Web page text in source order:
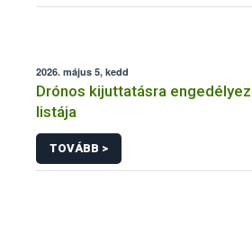
eljárásba
2026. május 5, kedd
Drónos kijuttatásra
listája
TOVÁBB >